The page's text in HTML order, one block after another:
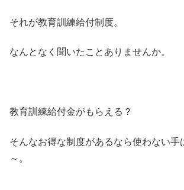
それが教育訓練給付制度。
なんとなく聞いたことありませんか。
教育訓練給付金がもらえる？
そんなお得な制度があるなら使わない手
～。